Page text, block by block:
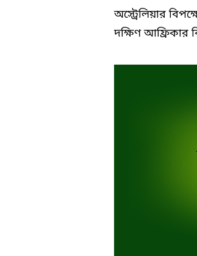
অস্ট্রেলিয়ার
দক্ষিণ আফ্রিকার